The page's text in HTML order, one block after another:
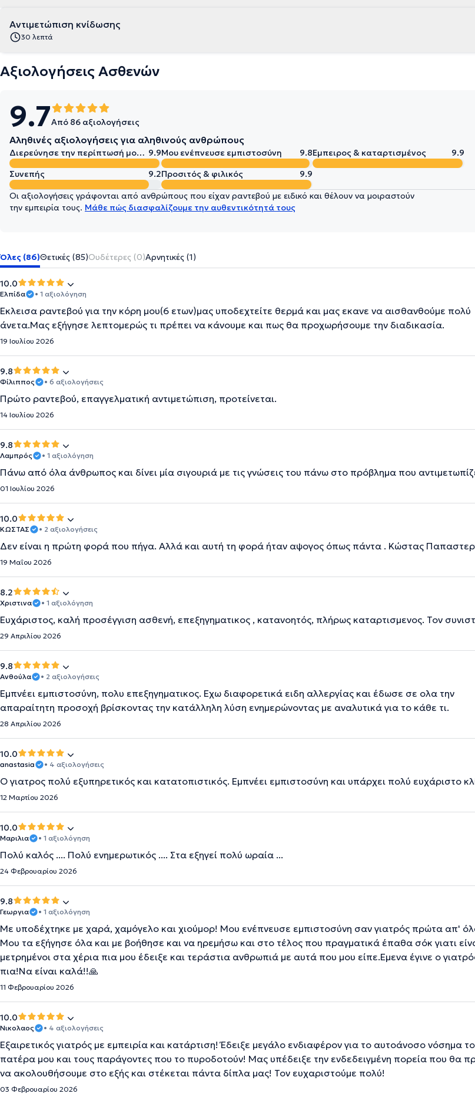
Αντιμετώπιση κνίδωσης
30 λεπτά
Αξιολογήσεις Ασθενών
9.7Από 86 αξιολογήσεις
Αληθινές αξιολογήσεις για αληθινούς ανθρώπους
Διερεύνησε την περίπτωσή μου σε βάθος 9.9Μου ενέπνευσε εμπιστοσύνη 9.8Έμπειρος & καταρτισμένος
9.9
Συνεπής
9.2Προσιτός & φιλικός 9.9
Οι αξιολογήσεις γράφονται από ανθρώπους που είχαν ραντεβού με ειδικό και θέλουν να μοιραστούν
την εμπειρία τους. Μάθε πώς διασφαλίζουμε την αυθεντικότητά τους
Όλες (86)Θετικές (85)Ουδέτερες (0)Αρνητικές (1)
10.0
Ελπίδα • 1 αξιολόγηση
Έκλεισα ραντεβού για την κόρη μου(6 ετων)μας υποδεχτείτε θερμά και μας εκανε να αισθανθούμε πολύ
άνετα.Μας εξήγησε λεπτομερώς τι πρέπει να κάνουμε και πως θα προχωρήσουμε την διαδικασία.
19 Ιουλίου 2026
9.8
Φίλιππος • 6 αξιολογήσεις
Πρώτο ραντεβού, επαγγελματική αντιμετώπιση, προτείνεται.
14 Ιουλίου 2026
9.8
Λαμπρός • 1 αξιολόγηση
Πάνω από όλα άνθρωπος και δίνει μία σιγουριά με τις γνώσεις του πάνω στο πρόβλημα που
01 Ιουλίου 2026
10.0
ΚΩΣΤΑΣ • 2 αξιολογήσεις
Δεν είναι η πρώτη φορά που πήγα. Αλλά και αυτή τη φορά ήταν αψογος όπως πάντα . Κώστας
19 Μαΐου 2026
8.2
Χριστινα • 1 αξιολόγηση
Ευχάριστος, καλή προσέγγιση ασθενή, επεξηγηματικος , κατανοητός, πλήρως καταρτισμενος. Τον
29 Απριλίου 2026
9.8
Ανθούλα • 2 αξιολογήσεις
Εμπνέει εμπιστοσύνη, πολυ επεξηγηματικος. Εχω διαφορετικά ειδη αλλεργίας και έδωσε σε ολα την
απαραίτητη προσοχή βρίσκοντας την κατάλληλη λύση ενημερώνοντας με αναλυτικά για το κάθε τι.
28 Απριλίου 2026
10.0
anastasia • 4 αξιολογήσεις
Ο γιατρος πολύ εξυπηρετικός και κατατοπιστικός. Εμπνέει εμπιστοσύνη και υπάρχει πολύ ευχάριστο
12 Μαρτίου 2026
10.0
Μαριλια • 1 αξιολόγηση
Πολύ καλός .... Πολύ ενημερωτικός .... Στα εξηγεί πολύ ωραία ...
24 Φεβρουαρίου 2026
9.8
Γεωργια • 1 αξιολόγηση
Με υποδέχτηκε με χαρά, χαμόγελο και χιούμορ! Μου ενέπνευσε εμπιστοσύνη σαν γιατρός πρώτα απ'
Μου τα εξήγησε όλα και με βοήθησε και να ηρεμήσω και στο τέλος που πραγματικά έπαθα σόκ γιατι
μετρημένοι στα χέρια πια μου έδειξε και τεράστια ανθρωπιά με αυτά που μου είπε.Εμενα έγινε ο
πια!Να είναι καλά!!🙏
11 Φεβρουαρίου 2026
10.0
Νικολαος • 4 αξιολογήσεις
Εξαιρετικός γιατρός με εμπειρία και κατάρτιση! Έδειξε μεγάλο ενδιαφέρον για το αυτοάνοσο νόσημα
πατέρα μου και τους παράγοντες που το πυροδοτούν! Μας υπέδειξε την ενδεδειγμένη πορεία που θα
να ακολουθήσουμε στο εξής και στέκεται πάντα δίπλα μας! Τον ευχαριστούμε πολύ!
03 Φεβρουαρίου 2026